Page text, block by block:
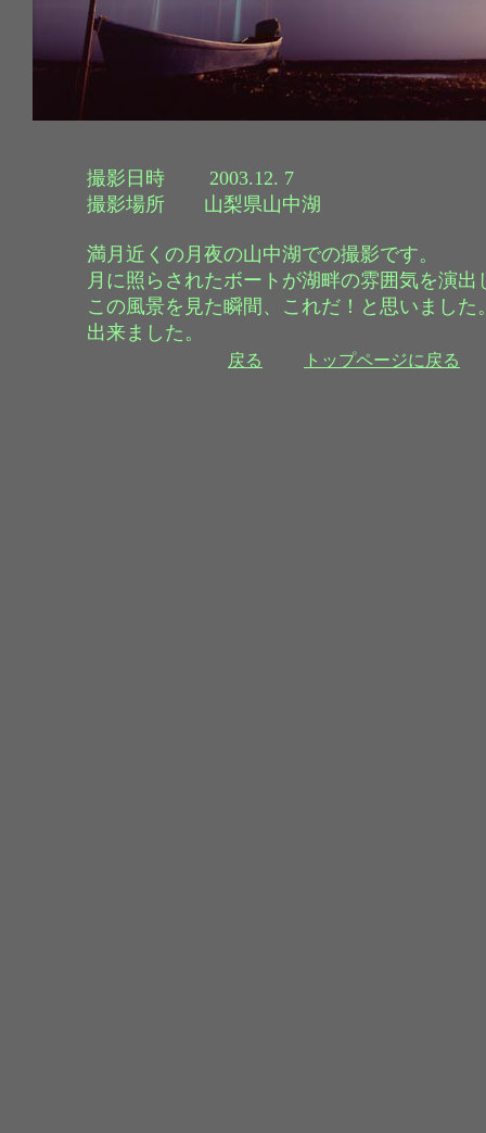
撮影日時 2003.12. 7
撮影場所 山梨県山中湖
トップページに戻る
満月近くの月夜の山中湖での撮影です。
月に照らされたボートが湖畔の雰囲気を演出
この風景を見た瞬間、これだ！と思いまし
出来ました。
戻る